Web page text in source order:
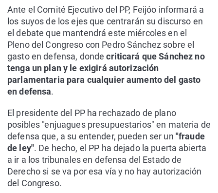
Ante el Comité Ejecutivo del PP, Feijóo informará a
los suyos de los ejes que centrarán su discurso en
el debate que mantendrá este miércoles en el
Pleno del Congreso con Pedro Sánchez sobre el
gasto en defensa, dondecriticará que Sánchez no
tenga un plan y le exigirá autorización
parlamentaria para cualquier aumento del gasto
en defensa.
El presidente del PP ha rechazado de plano
posibles "enjuagues presupuestarios" en materia de
defensa que, a su entender, pueden ser un "fraude
de ley". De hecho, el PP ha dejado la puerta abierta
a ir a los tribunales en defensa del Estado de
Derecho si se va por esa vía y no hay autorización
del Congreso.